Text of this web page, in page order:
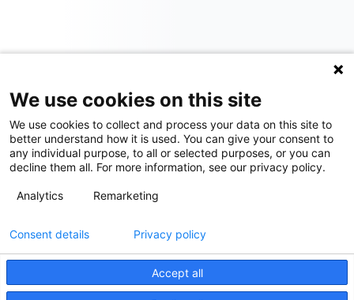
We use cookies on this site
We use cookies to collect and process your data on this site to
better understand how it is used. You can give your consent to
any individual purpose, to all or selected purposes, or you can
decline them all. For more information, see our privacy policy.
Analytics Remarketing
Accept all
Consent details Privacy policy